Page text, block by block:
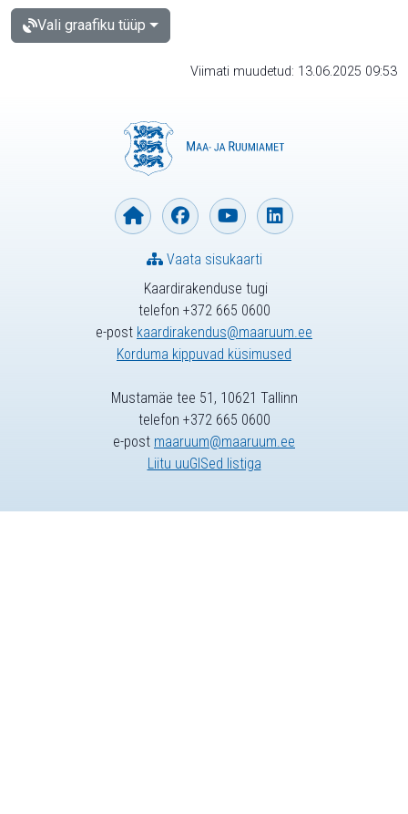
Vali graafiku tüüp
Viimati muudetud: 13.06.2025 09:53
Kaardirakenduse tugi
telefon +372 665 0600
e-post kaardirakendus@maaruum.ee
Korduma kippuvad küsimused
Vaata sisukaarti
Mustamäe tee 51, 10621 Tallinn
telefon +372 665 0600
e-post maaruum@maaruum.ee
Liitu uuGISed listiga